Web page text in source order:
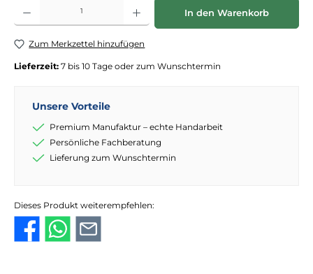
Produkt Anzahl: Gib den gewünschten Wert ein oder benutze die
In den Warenkorb
Zum Merkzettel hinzufügen
Lieferzeit: 7 bis 10 Tage oder zum Wunschtermin
Unsere Vorteile
Premium Manufaktur – echte Handarbeit
Persönliche Fachberatung
Lieferung zum Wunschtermin
Dieses Produkt weiterempfehlen: